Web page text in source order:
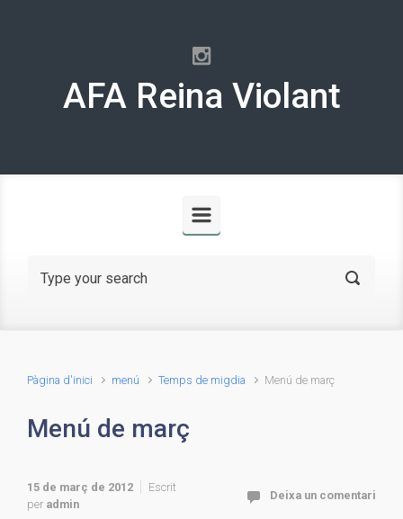
AFA Reina Violant
Pàgina d'inici menú Temps de migdia Menú de març
Menú de març
15 de març de 2012
Escrit
per admin
Deixa un comentari